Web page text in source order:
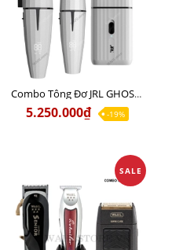
Combo Tông Đơ JRL GHOST 2 Limited Edition Chính Hãng USA
5.250.000₫ -19%
SALE